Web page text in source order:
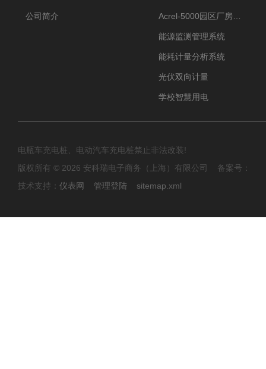
公司简介
能源监测管理系统
能耗计量分析系统
光伏双向计量
学校智慧用电
电瓶车充电桩、电动汽车充电桩禁止非法改装!
版权所有 © 2026 安科瑞电子商务（上海）有限公司 备案号：
技术支持： 仪表网 管理登陆 sitemap.xml